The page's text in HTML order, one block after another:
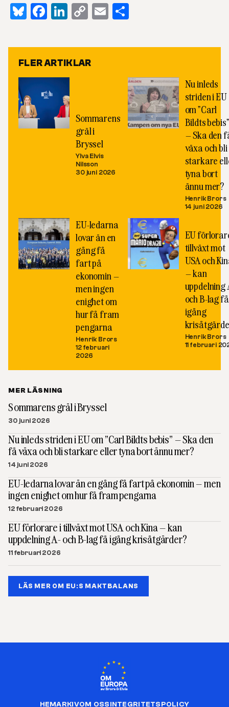
Bluesky
Facebook
LinkedIn
CopyEmail
FLER ARTIKLAR
Sommarens
gräl i
Bryssel
Ylva Elvis
Nilsson
30 juni 2026
Nu inleds
striden i EU
om ”Carl
Bildts bebis”
– Ska den
växa och bli
starkare
tyna bort
ännu mer?
Henrik Brors
14 juni 2026
EU-ledarna
lovar än en
gång få
fart på
ekonomin –
men ingen
enighet om
hur få fram
pengarna
Henrik Brors
12 februari
2026
EU
tillväxt mot
USA och
– kan
uppdelning
och B-lag få
igång
Henrik Brors
11 februari
MER LÄSNING
Sommarens gräl i Bryssel
30 juni 2026
Nu inleds striden i EU om ”Carl Bildts bebis” – Ska den
få växa och bli starkare eller tyna bort ännu mer?
14 juni 2026
EU-ledarna lovar än en gång få fart på ekonomin – men
ingen enighet om hur få fram pengarna
12 februari 2026
EU förlorare i tillväxt mot USA och Kina – kan
uppdelning A- och B-lag få igång krisåtgärder?
11 februari 2026
LÄS MER OM EU:S MAKTBALANS
HEMARKIVOM OSSINTEGRITETSPOLICY